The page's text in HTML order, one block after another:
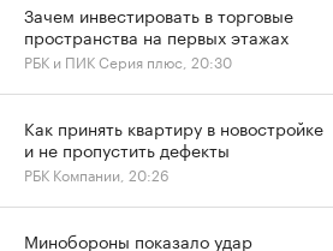
Зачем инвестировать в торговые
пространства на первых этажах
РБК и ПИК Серия плюс, 20:30
Как принять квартиру в новостройке
и не пропустить дефекты
РБК Компании, 20:26
Минобороны показало удар